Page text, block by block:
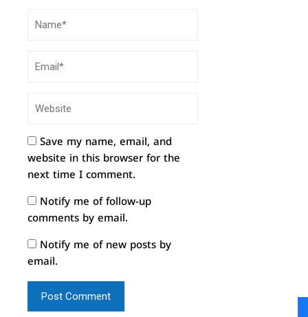
Save my name, email, and
website in this browser for the
next time I comment.
Notify me of follow-up
comments by email.
Notify me of new posts by
email.